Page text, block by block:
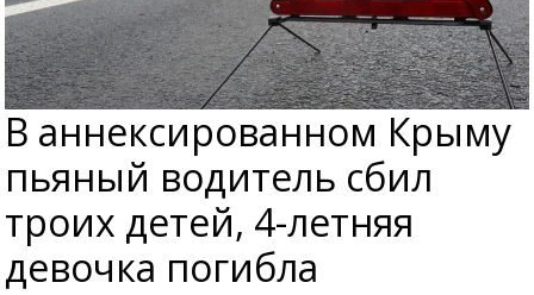
В аннексированном Крыму
пьяный водитель сбил
троих детей, 4-летняя
девочка погибла